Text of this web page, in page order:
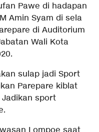
Pawe di hadapan
Amin Syam di sela
di Auditorium
Wali Kota
sulap jadi Sport
Parepare kiblat
sport